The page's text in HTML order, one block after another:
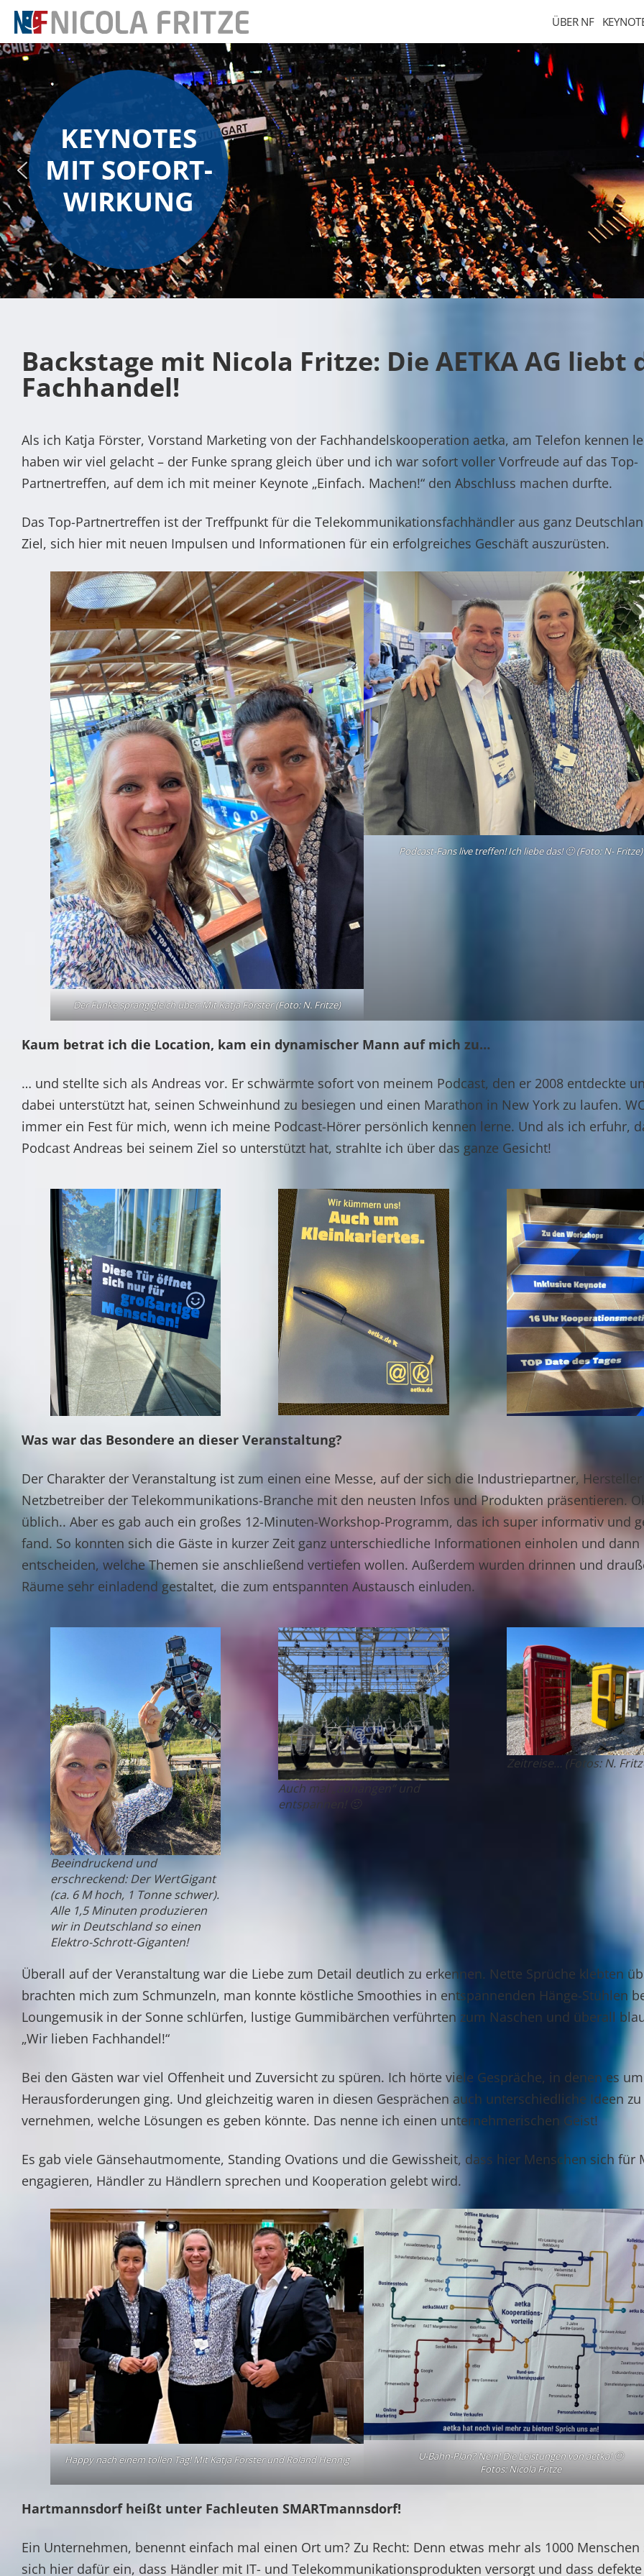
ÜBER NF
KEYNOTES
MIT SOFORT-
WIRKUNG
Backstage mit Nicola Fritze: Die AETKA AG liebt
Fachhandel!
Als ich Katja Förster, Vorstand Marketing von der Fachhandelskooperation aetka, am Telefon kennen
haben wir viel gelacht – der Funke sprang gleich über und ich war sofort voller Vorfreude auf das Top-
Partnertreffen, auf dem ich mit meiner Keynote „Einfach. Machen!“ den Abschluss machen durfte.
Das Top-Partnertreffen ist der Treffpunkt für die Telekommunikationsfachhändler aus ganz
Ziel, sich hier mit neuen Impulsen und Informationen für ein erfolgreiches Geschäft auszurüsten.
Der Funke sprang gleich über: Mit Katja Förster (Foto: N. Fritze)
Podcast-Fans live treffen! Ich liebe das! 🙂 (Foto: N- Fritze)
Kaum betrat ich die Location, kam ein dynamischer Mann auf mich zu…
… und stellte sich als Andreas vor. Er schwärmte sofort von meinem Podcast, den er 2008 entdeckte
dabei unterstützt hat, seinen Schweinhund zu besiegen und einen Marathon in New York zu laufen.
immer ein Fest für mich, wenn ich meine Podcast-Hörer persönlich kennen lerne. Und als ich erfuhr,
Podcast Andreas bei seinem Ziel so unterstützt hat, strahlte ich über das ganze Gesicht!
Was war das Besondere an dieser Veranstaltung?
Der Charakter der Veranstaltung ist zum einen eine Messe, auf der sich die Industriepartner,
Netzbetreiber der Telekommunikations-Branche mit den neusten Infos und Produkten präsentieren.
üblich.. Aber es gab auch ein großes 12-Minuten-Workshop-Programm, das ich super informativ und
fand. So konnten sich die Gäste in kurzer Zeit ganz unterschiedliche Informationen einholen und dann
entscheiden, welche Themen sie anschließend vertiefen wollen. Außerdem wurden drinnen und
Räume sehr einladend gestaltet, die zum entspannten Austausch einluden.
Beeindruckend und
erschreckend: Der WertGigant
(ca. 6 M hoch, 1 Tonne schwer).
Alle 1,5 Minuten produzieren
wir in Deutschland so einen
Elektro-Schrott-Giganten!
Auch mal „abhängen“ und
entspannen! 🙂
Zeitreise… (Fotos: N.
Überall auf der Veranstaltung war die Liebe zum Detail deutlich zu erkennen. Nette Sprüche klebten
brachten mich zum Schmunzeln, man konnte köstliche Smoothies in entspannenden Hänge-Stühlen
Loungemusik in der Sonne schlürfen, lustige Gummibärchen verführten zum Naschen und überall
„Wir lieben Fachhandel!“
Bei den Gästen war viel Offenheit und Zuversicht zu spüren. Ich hörte viele Gespräche, in denen es um
Herausforderungen ging. Und gleichzeitig waren in diesen Gesprächen auch unterschiedliche Ideen zu
vernehmen, welche Lösungen es geben könnte. Das nenne ich einen unternehmerischen Geist!
Es gab viele Gänsehautmomente, Standing Ovations und die Gewissheit, dass hier Menschen sich für
engagieren, Händler zu Händlern sprechen und Kooperation gelebt wird.
Happy nach einem tollen Tag! Mit Katja Förster und Roland Hennig
U-Bahn-Plan? Nein! Die Leistungen von aetka! 🙂
Fotos: Nicola Fritze
Hartmannsdorf heißt unter Fachleuten SMARTmannsdorf!
Ein Unternehmen, benennt einfach mal einen Ort um? Zu Recht: Denn etwas mehr als 1000 Menschen
sich hier dafür ein, dass Händler mit IT- und Telekommunikationsprodukten versorgt und dass defekte